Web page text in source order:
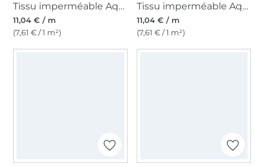
Tissu imperméable Aqua Protect, blanc cassé
11,04 € / m
(7,61 € / 1 m²)
Tissu imperméable Aqua Protect, vert
11,04 € / m
(7,61 € / 1 m²)